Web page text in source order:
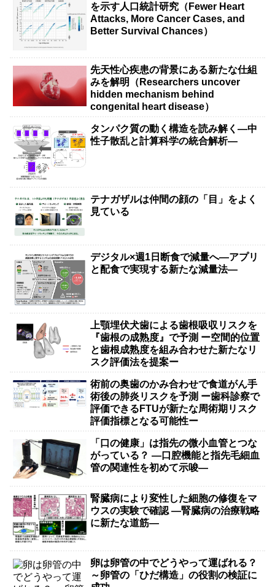
を示す人口統計研究（Fewer Heart
Attacks, More Cancer Cases, and
Better Survival Chances）
先天性心疾患の背景にある新たな仕組
みを解明（Researchers uncover
hidden mechanism behind
congenital heart disease）
タンパク質の動く構造を読み解く―中
性子散乱と計算科学の統合解析―
テナガザルは仲間の顔の「目」をよく
見ている
デジタル×週1日断食で減量へ―アプリ
と配食で実現する新たな減量法―
上顎埋伏犬歯による歯根吸収リスクを
『歯根の成熟度』で予測 ー空間的位置
と歯根成熟度を組み合わせた新たなリ
スク評価法を提案ー
術前の奥歯のかみ合わせで食道がん手
術後の肺炎リスクを予測 ー歯科診察で
評価できるFTUが新たな周術期リスク
評価指標となる可能性ー
「口の健康」は指先の微小血管とつな
がっている？ ―口腔機能と指先毛細血
管の関連性を初めて示唆―
腎臓病により変性した細胞の修復をマ
ウスの実験で確認 ―腎臓病の治療戦略
に新たな道筋―
卵は卵管の中でどうやって運ばれる？
～卵管の「ひだ構造」の役割の検証に